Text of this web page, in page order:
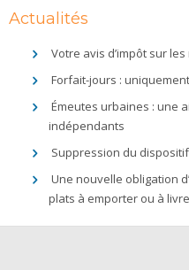
Actualités
Votre avis d’impôt sur
Forfait-jours :
Émeutes urbaines : une
indépendants
Suppression du
Une nouvelle obligation
plats à emporter ou à